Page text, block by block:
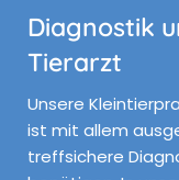
Diagnostik
Tierarzt
Unsere
ist mit allem
treffsichere